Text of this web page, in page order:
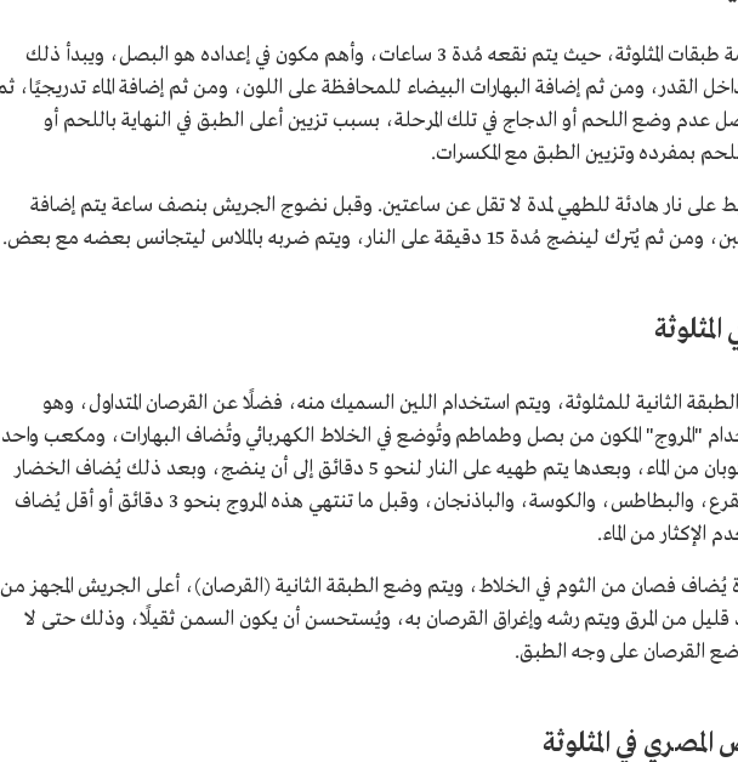
يأتي الجريش في مقدمة طبقات المثلوثة، حيث يتم نقعه مُدة 3 ساعات، وأهم مكون في إعداده هو البصل، ويبدأ ذلك
القدر، ومن ثم إضافة البهارات البيضاء للمحافظة على اللون، ومن ثم إضافة الماء تدريجيًا،
عدم وضع اللحم أو الدجاج في تلك المرحلة، بسبب تزيين أعلى الطبق في النهاية باللحم أو
بمفرده وتزيين الطبق مع المكسرات.
على نار هادئة للطهي لمدة لا تقل عن ساعتين. وقبل نضوج الجريش بنصف ساعة يتم إضافة
الثانية للمثلوثة، ويتم استخدام اللين السميك منه، فضلًا عن القرصان المتداول، وهو
"المروج" المكون من بصل وطماطم وتُوضع في الخلاط الكهربائي وتُضاف البهارات، ومكعب واحد
من مرقة الدجاج، وكوبان من الماء، وبعدها يتم طهيه على النار لنحو 5 دقائق إلى أن ينضج، وبعد ذلك يُضاف الخضار
بالكامل والمكون من القرع، والبطاطس، والكوسة، والباذنجان، وقبل ما تنتهي هذه المروج بنحو 3 دقائق أو أقل يُضاف
الإكثار من الماء.
يُضاف فصان من الثوم في الخلاط، ويتم وضع الطبقة الثانية (القرصان)، أعلى الجريش المجهز من
من المرق ويتم رشه وإغراق القرصان به، ويُستحسن أن يكون السمن ثقيلًا، وذلك حتى لا
القرصان على وجه الطبق.
المصري في المثلوثة